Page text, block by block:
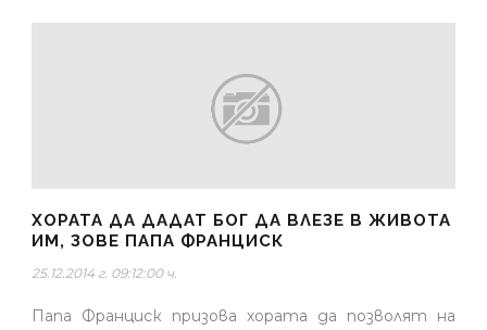
ХОРАТА ДА ДАДАТ БОГ ДА ВЛЕЗЕ В ЖИВОТА
ИМ, ЗОВЕ ПАПА ФРАНЦИСК
25.12.2014 г. 09:12:00 ч.
Папа Франциск призова хората да позволят на